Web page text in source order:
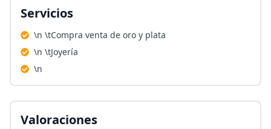
Servicios
\n \tCompra venta de oro y plata
\n \tJoyería
\n
Valoraciones